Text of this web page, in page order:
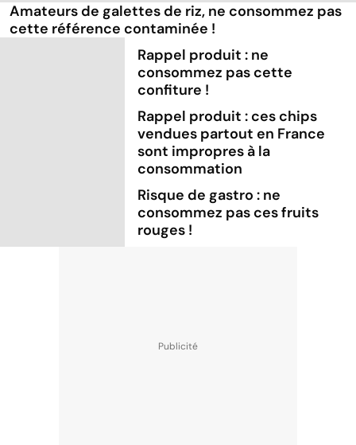
Amateurs de galettes de riz, ne consommez pas
cette référence contaminée !
Rappel produit : ne
consommez pas cette
confiture !
Rappel produit : ces chips
vendues partout en France
sont impropres à la
consommation
Risque de gastro : ne
consommez pas ces fruits
rouges !